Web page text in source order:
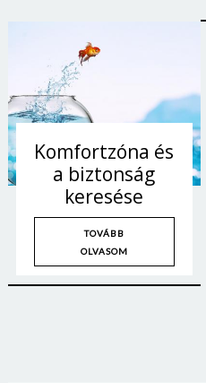
Komfortzóna és
a biztonság
keresése
TOVÁBB
OLVASOM